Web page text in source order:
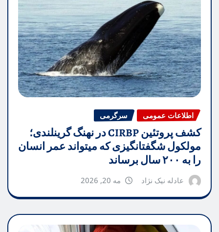
اطلاعات عمومی سرگرمی
کشف پروتئین CIRBP در نهنگ گرینلندی؛
مولکول شگفتانگیزی که میتواند عمر انسان
را به ۲۰۰ سال برساند
عادله نیک نژاد مه 20, 2026